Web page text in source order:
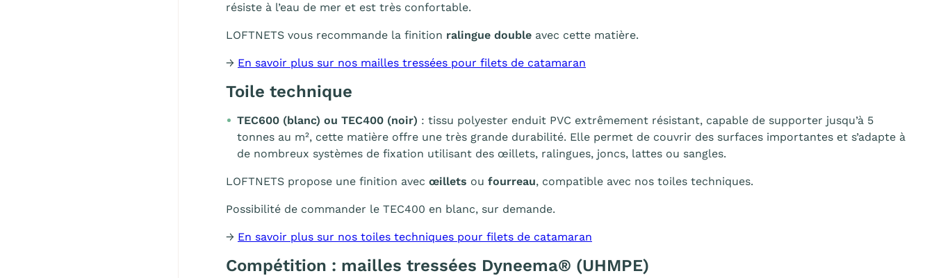
résiste à l’eau de mer et est très confortable.
LOFTNETS vous recommande la finition ralingue double avec cette matière.
→ En savoir plus sur nos mailles tressées pour filets de catamaran
Toile technique
TEC600 (blanc) ou TEC400 (noir) : tissu polyester enduit PVC extrêmement résistant, capable de supporter jusqu’à 5
tonnes au m², cette matière offre une très grande durabilité. Elle permet de couvrir des surfaces importantes et s’adapte à
de nombreux systèmes de fixation utilisant des œillets, ralingues, joncs, lattes ou sangles.
LOFTNETS propose une finition avec œillets ou fourreau, compatible avec nos toiles techniques.
Possibilité de commander le TEC400 en blanc, sur demande.
→ En savoir plus sur nos toiles techniques pour filets de catamaran
Compétition : mailles tressées Dyneema® (UHMPE)